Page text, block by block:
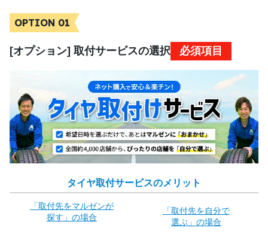
OPTION 01
[オプション] 取付サービスの選択 必須項目
タイヤ取付サービスのメリット
「取付先をマルゼンが
探す」の場合
「取付先を自分で
選ぶ」の場合